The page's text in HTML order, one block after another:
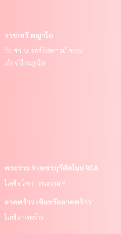
ราชเทวี พญาไท
วิช ซิกเนเจอร์ มิดทาวน์ สยาม
เอ็กซ์ที พญาไท
พระราม 9 เพชรบุรีตัดใหม่ RCA
ไลฟ์ อโศก - พระราม 9
ลาดพร้าว เซ็นทรัลลาดพร้าว
ไลฟ์ ลาดพร้าว